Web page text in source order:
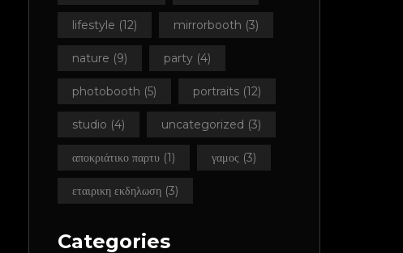
lifestyle (12) mirrorbooth (3)
nature (9) party (4)
photobooth (5) portraits (12)
studio (4) uncategorized (3)
αποκριάτικο παρτυ (1) γαμος (3)
εταιρικη εκδηλωση (3)
Categories